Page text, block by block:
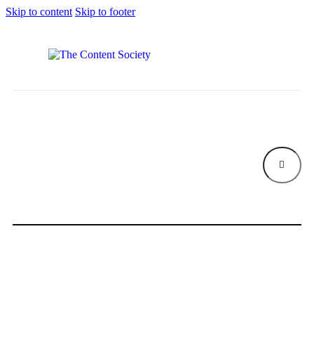
Skip to content Skip to footer